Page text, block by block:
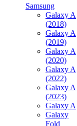
Samsung
Galaxy A
(2018)
Galaxy A
(2019)
Galaxy A
(2020)
Galaxy A
(2022)
Galaxy A
(2023)
Galaxy A
Galaxy
Fold